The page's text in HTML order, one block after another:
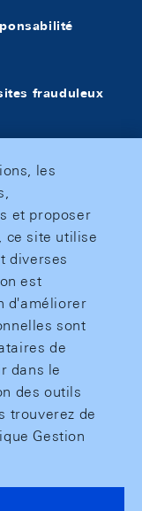
frauduleux
les
et proposer
ce site utilise
diverses
est
d'améliorer
sont
de
dans le
des outils
trouverez de
Gestion